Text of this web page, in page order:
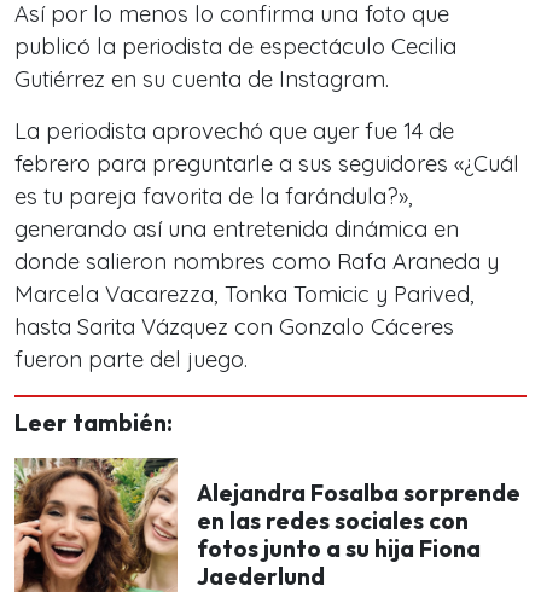
Así por lo menos lo confirma una foto que
publicó la periodista de espectáculo Cecilia
Gutiérrez en su cuenta de Instagram.
La periodista aprovechó que ayer fue 14 de
febrero para preguntarle a sus seguidores «¿Cuál
es tu pareja favorita de la farándula?»,
generando así una entretenida dinámica en
donde salieron nombres como Rafa Araneda y
Marcela Vacarezza, Tonka Tomicic y Parived,
hasta Sarita Vázquez con Gonzalo Cáceres
fueron parte del juego.
Leer también:
Alejandra Fosalba sorprende
en las redes sociales con
fotos junto a su hija Fiona
Jaederlund